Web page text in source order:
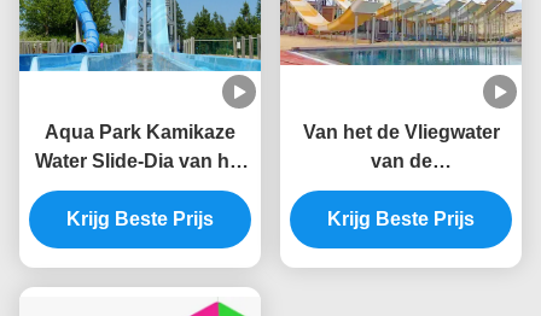
Aqua Park Kamikaze
Water Slide-Dia van het
de Dalingswater van de
Glasvezelhoge snelheid
de Vrije
Krijg Beste Prijs
Van het de Vliegwater
van de
glasvezelmisstap N van
de de Diahelling het
Park van Fade
Krijg Beste Prijs